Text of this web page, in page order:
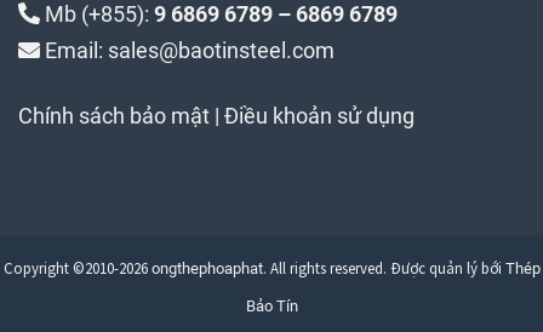
Mb (+855): 9 6869 6789 – 6869 6789
Email: sales@baotinsteel.com
Chính sách bảo mật | Điều khoản sử dụng
Copyright ©2010-2026 ongthephoaphat. All rights reserved. Được quản lý bới Thép
Bảo Tín